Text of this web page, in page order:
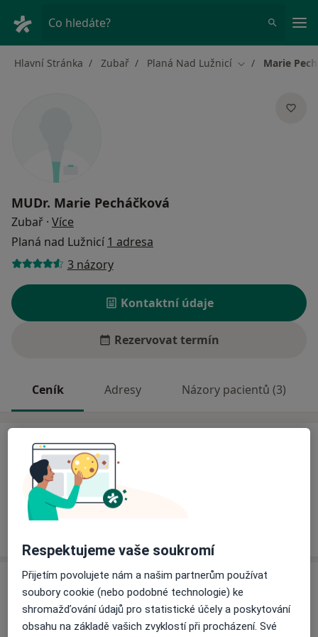
Co hledáte?
Hlavní Stránka Zubař Planá Nad Lužnicí Změna města
Marie
MUDr. Marie Pecháčková
Zubař · Více
Planá nad Lužnicí 1 adresa
3 názory
Kontaktní údaje
Rezervovat termín
Ceník Adresy Názory pacientů (3)
Ceník
Informace o službách a cenách nejsou k dispozici
Tento specialista ještě nepřidával žádné informace o
svých službách.
Adresa
Ordinace praktického zubního lékaře
Čs. armády 250, Planá nad Lužnicí39111
Respektujeme vaše soukromí
Přijetím povolujete nám a našim partnerům používat
soubory cookie (nebo podobné technologie) ke
shromažďování údajů pro statistické účely a poskytování
obsahu na základě vašich zvyklostí při procházení. Své